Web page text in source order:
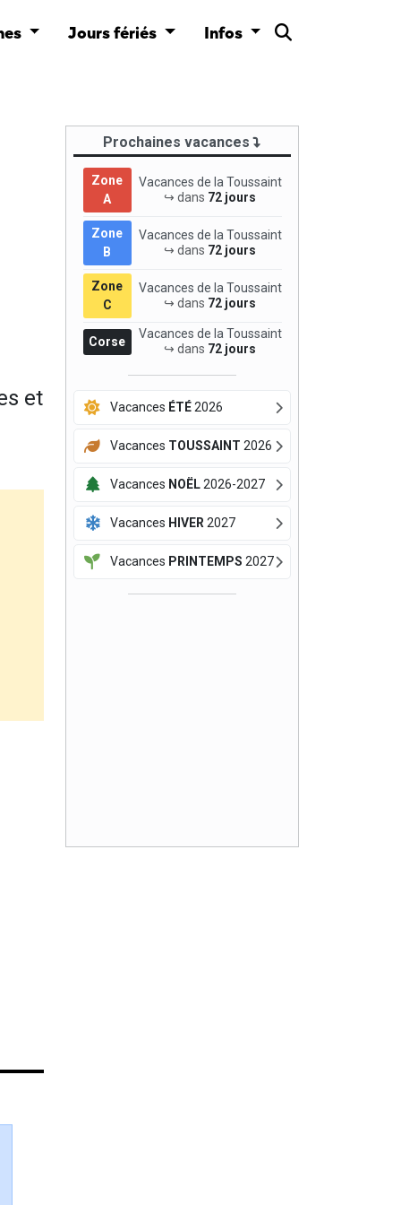
Jours fériés Infos
et
Prochaines vacances
Zone
A
Vacances de la Toussaint
↪ dans 72 jours
Zone
B
Vacances de la Toussaint
↪ dans 72 jours
Zone
C
Vacances de la Toussaint
↪ dans 72 jours
Corse
Vacances de la Toussaint
↪ dans 72 jours
Vacances ÉTÉ2026
Vacances TOUSSAINT 2026
Vacances NOËL2026-2027
Vacances HIVER 2027
Vacances PRINTEMPS 2027